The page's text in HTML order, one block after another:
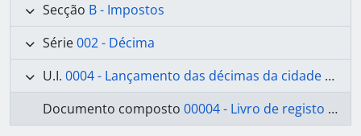
Secção B - Impostos
Série002 - Décima
U.I. 0004 - Lançamento das décimas da cidade de Tavira
Documento composto 00004 - Livro de registo do lançamento do imposto da Décima da cidade de Tavira